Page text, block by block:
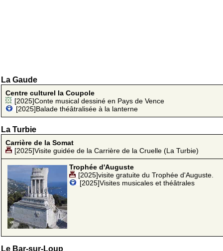
La Gaude
Centre culturel la Coupole
[2025]Conte musical dessiné en Pays de Vence
[2025]Balade théâtralisée à la lanterne
La Turbie
Carrière de la Somat
[2025]Visite guidée de la Carrière de la Cruelle (La Turbie)
Trophée d'Auguste
[2025]visite gratuite du Trophée d'Auguste.
[2025]Visites musicales et théâtrales
Le Bar-sur-Loup